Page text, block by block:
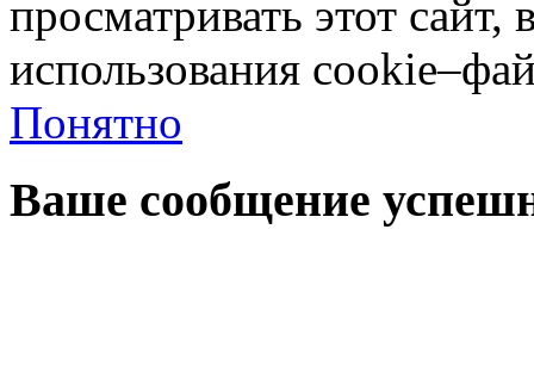
просматривать этот
использования
Понятно
Ваше сообщение